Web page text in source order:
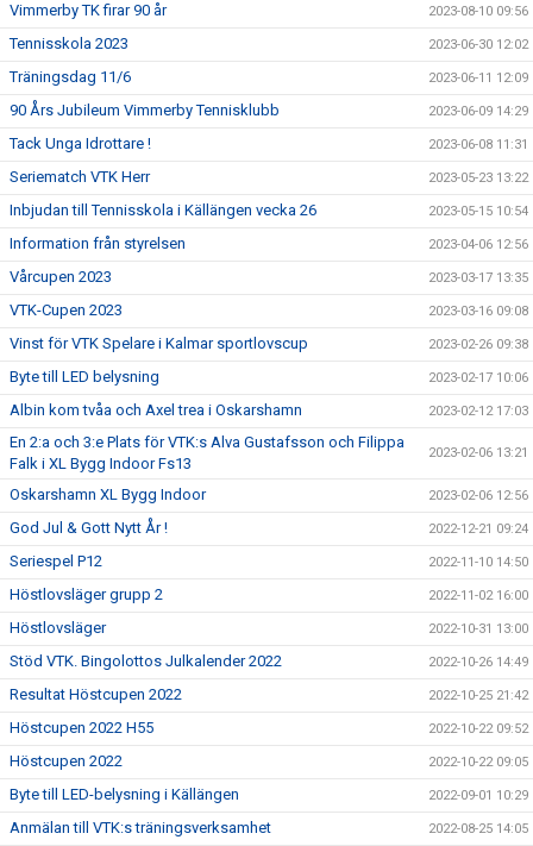
Vimmerby TK firar 90 år 2023-08-10 09:56
Tennisskola 2023 2023-06-30 12:02
Träningsdag 11/6 2023-06-11 12:09
90 Års Jubileum Vimmerby Tennisklubb 2023-06-09 14:29
Tack Unga Idrottare ! 2023-06-08 11:31
Seriematch VTK Herr 2023-05-23 13:22
Inbjudan till Tennisskola i Källängen vecka 26 2023-05-15 10:54
Information från styrelsen 2023-04-06 12:56
Vårcupen 2023 2023-03-17 13:35
VTK-Cupen 2023 2023-03-16 09:08
Vinst för VTK Spelare i Kalmar sportlovscup 2023-02-26 09:38
Byte till LED belysning 2023-02-17 10:06
Albin kom tvåa och Axel trea i Oskarshamn 2023-02-12 17:03
En 2:a och 3:e Plats för VTK:s Alva Gustafsson och Filippa
Falk i XL Bygg Indoor Fs13
2023-02-06 13:21
Oskarshamn XL Bygg Indoor 2023-02-06 12:56
God Jul & Gott Nytt År ! 2022-12-21 09:24
Seriespel P12 2022-11-10 14:50
Höstlovsläger grupp 2 2022-11-02 16:00
Höstlovsläger 2022-10-31 13:00
Stöd VTK. Bingolottos Julkalender 2022 2022-10-26 14:49
Resultat Höstcupen 2022 2022-10-25 21:42
Höstcupen 2022 H55 2022-10-22 09:52
Höstcupen 2022 2022-10-22 09:05
Byte till LED-belysning i Källängen 2022-09-01 10:29
Anmälan till VTK:s träningsverksamhet 2022-08-25 14:05